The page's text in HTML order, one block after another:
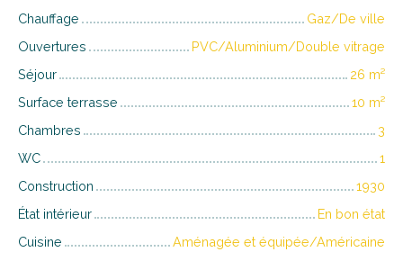
Chauffage
Gaz/De ville
Ouvertures
PVC/Aluminium/Double vitrage
Séjour
26 m²
Surface terrasse
10 m²
Chambres
3
WC
1
Construction
1930
État intérieur
En bon état
Cuisine
Aménagée et équipée/Américaine